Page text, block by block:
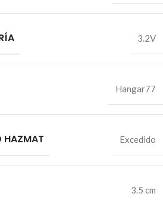
3.2V
Hangar77
HAZMAT Excedido
3.5 cm